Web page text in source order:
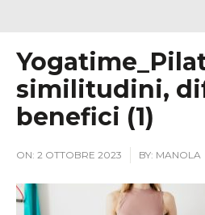
similitudini,
benefici (1)
ON: 2 OTTOBRE 2023 BY: MANOLA